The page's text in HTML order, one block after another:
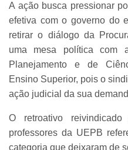
A ação busca pressionar
efetiva com o governo do
retirar o diálogo da
uma mesa política com
Planejamento e de
Ensino Superior, pois o
ação judicial da sua
O retroativo
professores da UEPB
categoria que deixaram de